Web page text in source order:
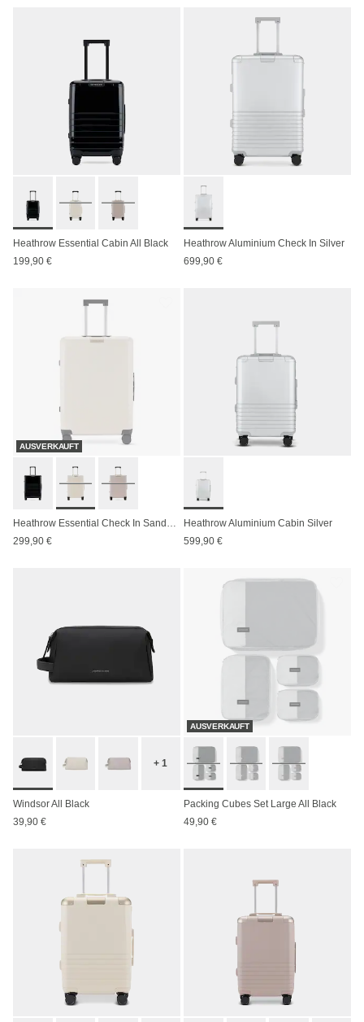
Heathrow Essential Cabin All Black
199,90 €
Heathrow Aluminium Check In Silver
699,90 €
AUSVERKAUFT
Heathrow Essential Check In Sandstone
299,90 €
Heathrow Aluminium Cabin Silver
599,90 €
+ 1
Windsor All Black
39,90 €
AUSVERKAUFT
Packing Cubes Set Large All Black
49,90 €